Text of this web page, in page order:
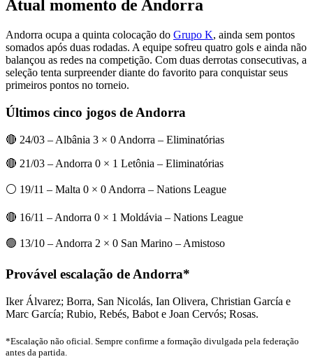
Atual momento de Andorra
Andorra ocupa a quinta colocação do Grupo K, ainda sem pontos
somados após duas rodadas. A equipe sofreu quatro gols e ainda não
balançou as redes na competição. Com duas derrotas consecutivas, a
seleção tenta surpreender diante do favorito para conquistar seus
primeiros pontos no torneio.
Últimos cinco jogos de Andorra
🔴 24/03 – Albânia 3 × 0 Andorra – Eliminatórias
🔴 21/03 – Andorra 0 × 1 Letônia – Eliminatórias
⚪ 19/11 – Malta 0 × 0 Andorra – Nations League
🔴 16/11 – Andorra 0 × 1 Moldávia – Nations League
🟢 13/10 – Andorra 2 × 0 San Marino – Amistoso
Provável escalação de Andorra*
Iker Álvarez; Borra, San Nicolás, Ian Olivera, Christian García e
Marc García; Rubio, Rebés, Babot e Joan Cervós; Rosas.
*Escalação não oficial. Sempre confirme a formação divulgada pela federação
antes da partida.